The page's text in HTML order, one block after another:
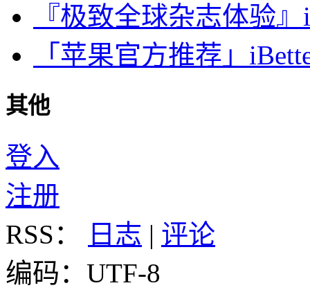
『极致全球杂志体验
「苹果官方推荐」
其他
登入
注册
RSS：
日志 | 评论
编码：UTF-8